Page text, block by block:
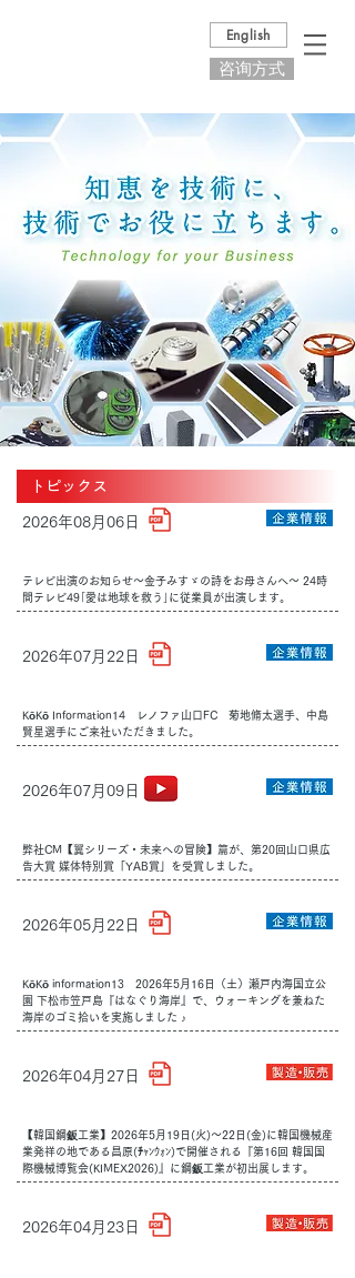
English
咨询方式
トピックス
2026年08月06日
テレビ出演のお知らせ～金子みすゞの詩をお母さんへ～ 24時
間テレビ49｢愛は地球を救う｣に従業員が出演します。
2026年07月22日
KōKō Information14 レノファ山口FC 菊地脩太選手、中島
賢星選手にご来社いただきました。
2026年07月09日
弊社CM【翼シリーズ・未来への冒険】篇が、第20回山口県広
告大賞 媒体特別賞「YAB賞」を受賞しました。
2026年05月22日
KōKō information13 2026年5月16日（土）瀬戸内海国立公
園 下松市笠戸島『はなぐり海岸』で、ウォーキングを兼ねた
海岸のゴミ拾いを実施しました ♪
2026年04月27日
【韓国鋼鈑工業】2026年5月19日(火)～22日(金)に韓国機械産
業発祥の地である昌原(ﾁｬﾝｳｫﾝ)で開催される『第16回 韓国国
際機械博覧会(KIMEX2026)』に鋼鈑工業が初出展します。
2026年04月23日